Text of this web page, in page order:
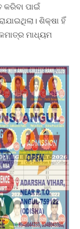
କରିବା ପାଇଁ
ଶିକ୍ଷା ହିଁ
ମାଧ୍ୟମ